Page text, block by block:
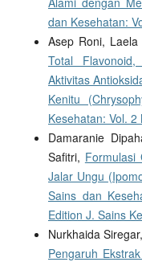
dan Kesehatan:
Asep Roni,
Total
Aktivitas
Kenitu
Kesehatan: Vol.
Damaranie
Safitri, Formulasi
Jalar Ungu
Sains dan
Edition J. Sains
Nurkhaida
Pengaruh